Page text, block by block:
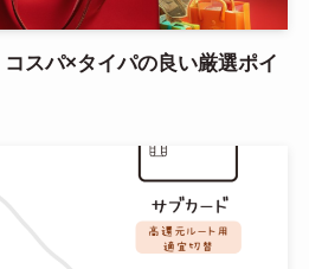
コスパ×タイパの良い厳選ポイ